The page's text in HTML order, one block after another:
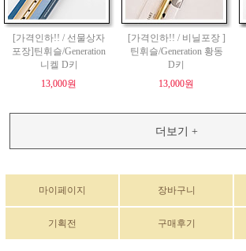
[가격인하!! / 선물상자
포장]틴휘슬/Generation
니켈 D키
13,000원
[가격인하!! / 비닐포장 ]
틴휘슬/Generation 황동
D키
13,000원
더보기 +
마이페이지 장바구니
기획전 구매후기